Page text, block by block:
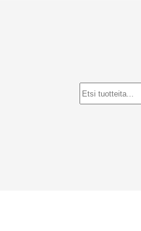
Haku